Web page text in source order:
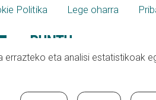
Politika Lege oharra
eta analisi estatistikoak